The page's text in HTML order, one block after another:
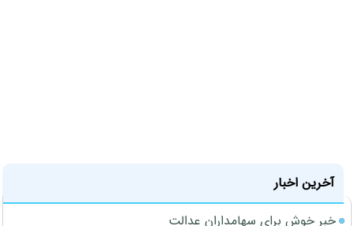
آخرین اخبار
خبر خوش برای سهامداران عدالت